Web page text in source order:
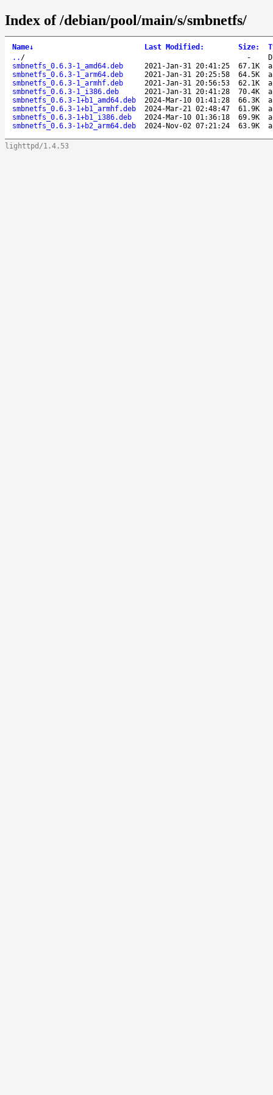
Index of /debian/pool/main/s/smbnetfs/
Name↓ Last Modified : Size:
.. / -
smbnetfs_0.6.3-1_amd64.deb
2021-Jan-31 20:41:25 67.1K
smbnetfs_0.6.3-1_arm64.deb
2021-Jan-31 20:25:58 64.5K
smbnetfs_0.6.3-1_armhf.deb
2021-Jan-31 20:56:53 62.1K
smbnetfs_0.6.3-1_i386.deb
2021-Jan-31 20:41:28 70.4K
smbnetfs_0.6.3-1+b1_amd64.deb
2024-Mar-10 01:41:28 66.3K
smbnetfs_0.6.3-1+b1_armhf.deb
2024-Mar-21 02:48:47 61.9K
smbnetfs_0.6.3-1+b1_i386.deb
2024-Mar-10 01:36:18 69.9K
smbnetfs_0.6.3-1+b2_arm64.deb
2024-Nov-02 07:21:24 63.9K
lighttpd/1.4.53